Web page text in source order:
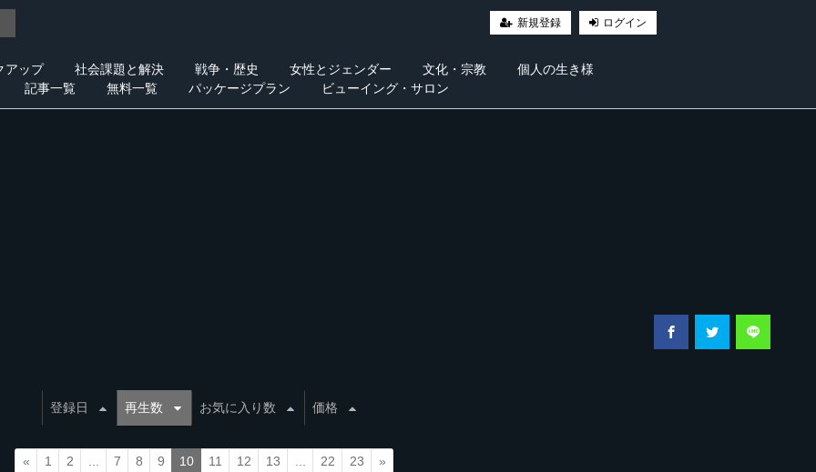
新規登録 ログイン
アップ 社会課題と解決 戦争・歴史 女性とジェンダー 文化・宗教
個人の生き様
記事一覧
無料一覧 パッケージプラン ビューイング・サロン
登録日 再生数 お気に入り数 価格
« 1 2 7 8 9 10 11 12 13 22 23 »